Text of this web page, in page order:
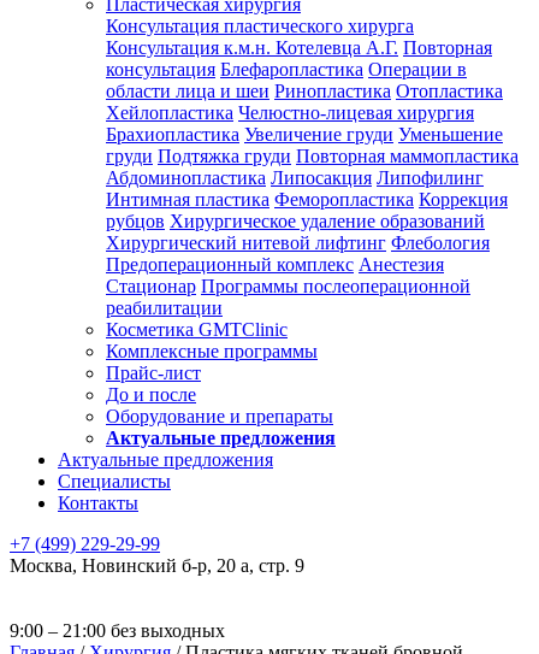
Пластическая хирургия
Консультация пластического хирурга
Консультация к.м.н. Котелевца А.Г. Повторная
консультация Блефаропластика Операции в
области лица и шеи Ринопластика Отопластика
Хейлопластика Челюстно-лицевая хирургия
Брахиопластика Увеличение груди Уменьшение
груди Подтяжка груди Повторная маммопластика
Абдоминопластика Липосакция Липофилинг
Интимная пластика Феморопластика Коррекция
рубцов Хирургическое удаление образований
Хирургический нитевой лифтинг Флебология
Предоперационный комплекс Анестезия
Стационар Программы послеоперационной
реабилитации
Косметика GMTClinic
Комплексные программы
Прайс-лист
До и после
Оборудование и препараты
Актуальные предложения
Актуальные предложения
Специалисты
Контакты
+7 (499) 229-29-99
Москва, Новинский б-р, 20 а, стр. 9
9:00 – 21:00 без выходных